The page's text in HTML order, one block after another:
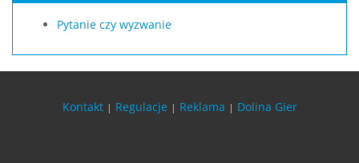
Pytanie czy wyzwanie
Kontakt | Regulacje | Reklama | Dolina Gier